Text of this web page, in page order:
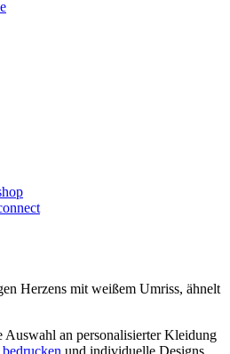
Auswahl an personalisierter Kleidung
und individuelle Designs